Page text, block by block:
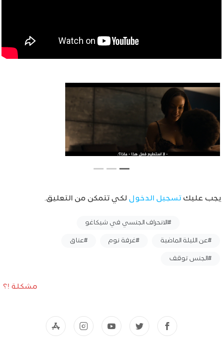
يجب عليك تسجيل الدخول لكي تتمكن من التعليق.
#الانحراف الجنسي في شيكاغو
#عن الليلة الماضية #غرفة نوم #عناق
#الجنس توقف
مشكلة !؟